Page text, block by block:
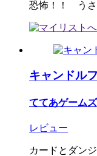
恐怖！！ うさ
キャンドル
ててあゲームズ
レビュー
カードとダン